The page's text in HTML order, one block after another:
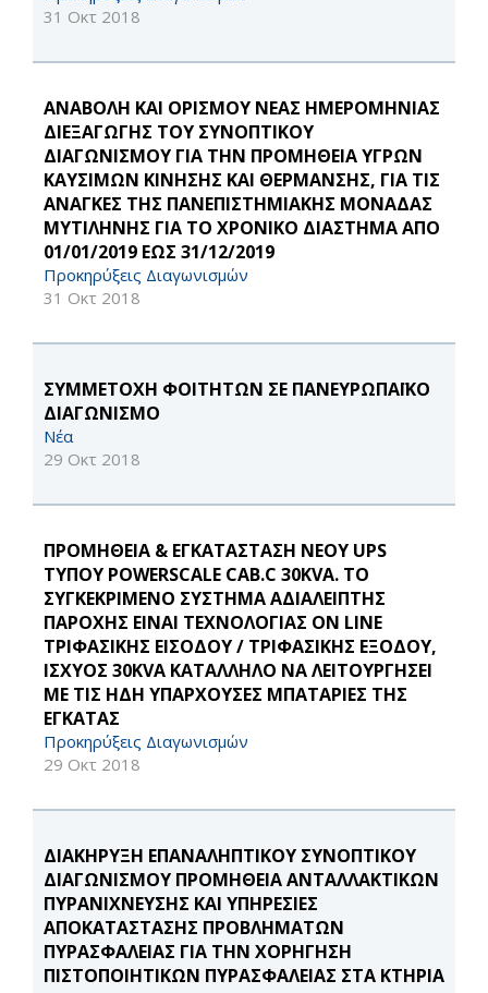
31 Οκτ 2018
ΑΝΑΒΟΛΗ ΚΑΙ ΟΡΙΣΜΟΥ ΝΕΑΣ ΗΜΕΡΟΜΗΝΙΑΣ
ΔΙΕΞΑΓΩΓΗΣ ΤΟΥ ΣΥΝΟΠΤΙΚΟΥ
ΔΙΑΓΩΝΙΣΜΟΥ ΓΙΑ ΤΗΝ ΠΡΟΜΗΘΕΙΑ ΥΓΡΩΝ
ΚΑΥΣΙΜΩΝ ΚΙΝΗΣΗΣ ΚΑΙ ΘΕΡΜΑΝΣΗΣ, ΓΙΑ ΤΙΣ
ΑΝΑΓΚΕΣ ΤΗΣ ΠΑΝΕΠΙΣΤΗΜΙΑΚΗΣ ΜΟΝΑΔΑΣ
ΜΥΤΙΛΗΝΗΣ ΓΙΑ ΤΟ ΧΡΟΝΙΚΟ ΔΙΑΣΤΗΜΑ ΑΠΟ
01/01/2019 ΕΩΣ 31/12/2019
Προκηρύξεις Διαγωνισμών
31 Οκτ 2018
ΣΥΜΜΕΤΟΧΗ ΦΟΙΤΗΤΩΝ ΣΕ ΠΑΝΕΥΡΩΠΑΪΚΟ
ΔΙΑΓΩΝΙΣΜΟ
Νέα
29 Οκτ 2018
ΠΡΟΜΗΘΕΙΑ & ΕΓΚΑΤΑΣΤΑΣΗ ΝΕΟΥ UPS
ΤΥΠΟΥ POWERSCALE CAB.C 30KVA. ΤΟ
ΣΥΓΚΕΚΡΙΜΕΝΟ ΣΥΣΤΗΜΑ ΑΔΙΑΛΕΙΠΤΗΣ
ΠΑΡΟΧΗΣ ΕΙΝΑΙ ΤΕΧΝΟΛΟΓΙΑΣ ON LINE
ΤΡΙΦΑΣΙΚΗΣ ΕΙΣΟΔΟΥ / ΤΡΙΦΑΣΙΚΗΣ ΕΞΟΔΟΥ,
ΙΣΧΥΟΣ 30KVA ΚΑΤΑΛΛΗΛΟ ΝΑ ΛΕΙΤΟΥΡΓΗΣΕΙ
ΜΕ ΤΙΣ ΗΔΗ ΥΠΑΡΧΟΥΣΕΣ ΜΠΑΤΑΡΙΕΣ ΤΗΣ
ΕΓΚΑΤΑΣ
Προκηρύξεις Διαγωνισμών
29 Οκτ 2018
ΔΙΑΚΗΡΥΞΗ ΕΠΑΝΑΛΗΠΤΙΚΟΥ ΣΥΝΟΠΤΙΚΟΥ
ΔΙΑΓΩΝΙΣΜΟΥ ΠΡΟΜΗΘΕΙΑ ΑΝΤΑΛΛΑΚΤΙΚΩΝ
ΠΥΡΑΝΙΧΝΕΥΣΗΣ ΚΑΙ ΥΠΗΡΕΣΙΕΣ
ΑΠΟΚΑΤΑΣΤΑΣΗΣ ΠΡΟΒΛΗΜΑΤΩΝ
ΠΥΡΑΣΦΑΛΕΙΑΣ ΓΙΑ ΤΗΝ ΧΟΡΗΓΗΣΗ
ΠΙΣΤΟΠΟΙΗΤΙΚΩΝ ΠΥΡΑΣΦΑΛΕΙΑΣ ΣΤΑ ΚΤΗΡΙΑ